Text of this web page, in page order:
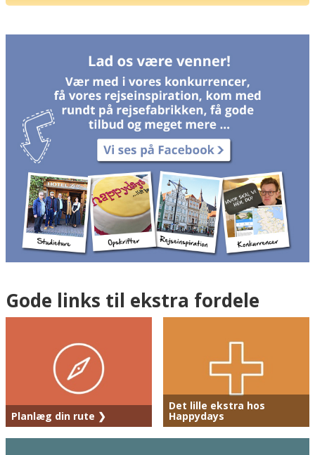
Gode links til ekstra fordele
Planlæg din rute ❯
Det lille ekstra hos
Happydays